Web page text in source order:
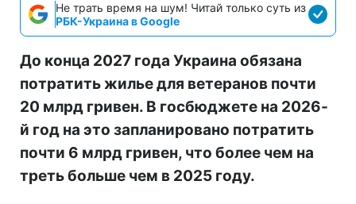
Не трать время на шум! Читай только суть из
РБК-Украина в Google
До конца 2027 года Украина обязана
потратить жилье для ветеранов почти
20 млрд гривен. В госбюджете на 2026-
й год на это запланировано потратить
почти 6 млрд гривен, что более чем на
треть больше чем в 2025 году.